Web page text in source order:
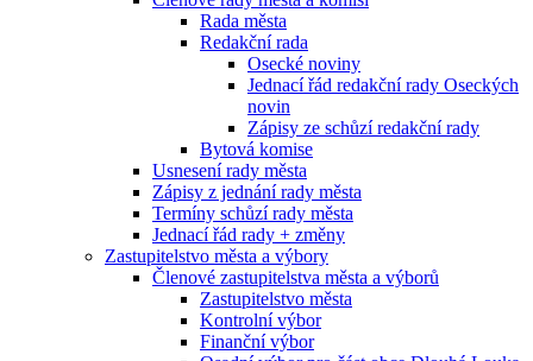
Rada města
Redakční rada
Osecké noviny
Jednací řád redakční rady Oseckých
novin
Zápisy ze schůzí redakční rady
Bytová komise
Usnesení rady města
Zápisy z jednání rady města
Termíny schůzí rady města
Jednací řád rady + změny
Zastupitelstvo města a výbory
Členové zastupitelstva města a výborů
Zastupitelstvo města
Kontrolní výbor
Finanční výbor